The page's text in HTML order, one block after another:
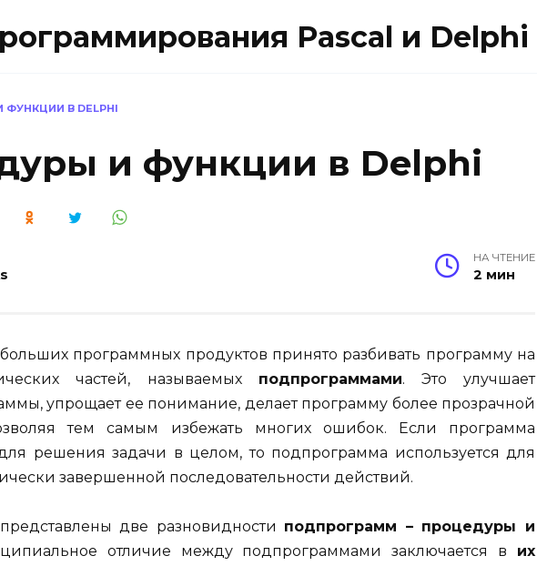
Pascal и Delphi
В DELPHI
и функции в Delphi
НА ЧТЕНИЕ
2 мин
программных продуктов принято разбивать программу на
частей, называемых подпрограммами. Это улучшает
упрощает ее понимание, делает программу более прозрачной
тем самым избежать многих ошибок. Если программа
решения задачи в целом, то подпрограмма используется для
завершенной последовательности действий.
две разновидности подпрограмм – процедуры и
отличие между подпрограммами заключается в их